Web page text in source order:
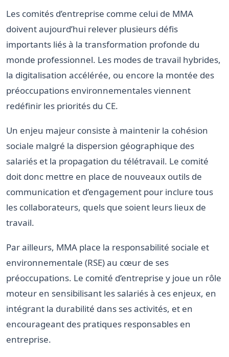
Les comités d’entreprise comme celui de MMA
doivent aujourd’hui relever plusieurs défis
importants liés à la transformation profonde du
monde professionnel. Les modes de travail hybrides,
la digitalisation accélérée, ou encore la montée des
préoccupations environnementales viennent
redéfinir les priorités du CE.
Un enjeu majeur consiste à maintenir la cohésion
sociale malgré la dispersion géographique des
salariés et la propagation du télétravail. Le comité
doit donc mettre en place de nouveaux outils de
communication et d’engagement pour inclure tous
les collaborateurs, quels que soient leurs lieux de
travail.
Par ailleurs, MMA place la responsabilité sociale et
environnementale (RSE) au cœur de ses
préoccupations. Le comité d’entreprise y joue un rôle
moteur en sensibilisant les salariés à ces enjeux, en
intégrant la durabilité dans ses activités, et en
encourageant des pratiques responsables en
entreprise.